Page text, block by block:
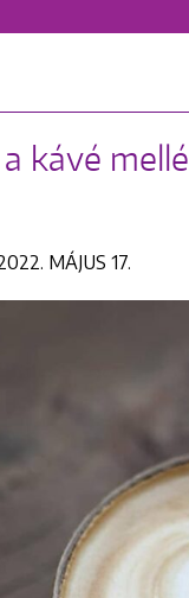
kávé mellé
MÁJUS 17.